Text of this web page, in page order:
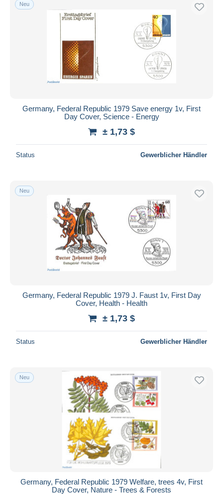
Neu
Germany, Federal Republic 1979 Save energy 1v, First
Day Cover, Science - Energy
± 1,73 $
Status Gewerblicher Händler
Neu
Germany, Federal Republic 1979 J. Faust 1v, First Day
Cover, Health - Health
± 1,73 $
Status Gewerblicher Händler
Neu
Germany, Federal Republic 1979 Welfare, trees 4v, First
Day Cover, Nature - Trees & Forests